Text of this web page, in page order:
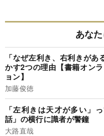
あな
「なぜ左利き、右利きが
かす2つの理由【書籍オン
ョン】
加藤俊徳
「左利きは天才が多い」
話」の横行に識者が警鐘
大路直哉